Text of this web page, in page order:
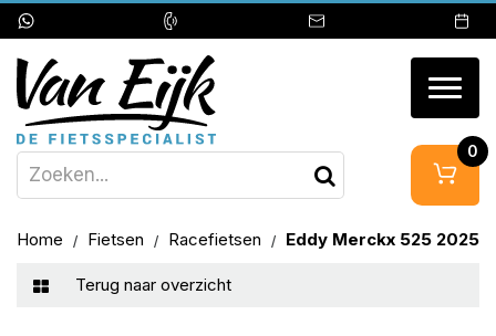
0
Home Fietsen Racefietsen Eddy Merckx 525 2025
Terug naar overzicht